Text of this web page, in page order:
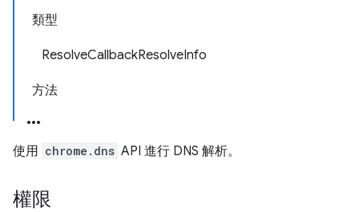
類型
ResolveCallbackResolveInfo
方法
使用 chrome.dns API 進行 DNS 解析。
權限